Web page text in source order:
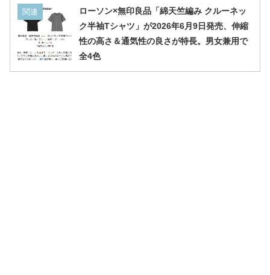
関連
ローソン×無印良品「綿天竺編み クルーネッ
ク半袖Tシャツ」が2026年6月9日発売、伸縮
性の高さ＆通気性の良さが特長。男女兼用で
全4色